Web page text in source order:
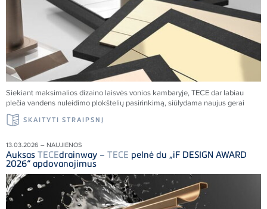
Siekiant maksimalios dizaino laisvės vonios kambaryje,TECEdar labiau
plečia vandens nuleidimo plokštelių pasirinkimą, siūlydama naujus gerai
SKAITYTI STRAIPSNĮ
13.03.2026 – NAUJIENOS
Auksas TECEdrainway – TECE pelnė du „iF DESIGN AWARD
2026“ apdovanojimus